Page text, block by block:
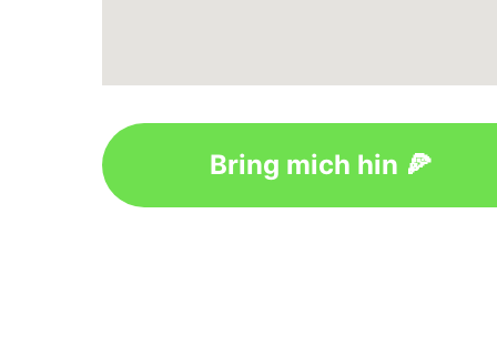
Bring mich hin 🍕